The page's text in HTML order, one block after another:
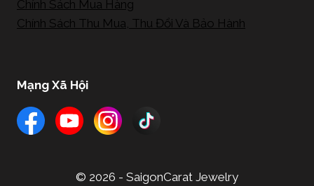
Chính Sách Mua Hàng
Chính Sách Thu Mua, Thu Đổi Và Bảo Hành
Mạng Xã Hội
© 2026 - SaigonCarat Jewelry